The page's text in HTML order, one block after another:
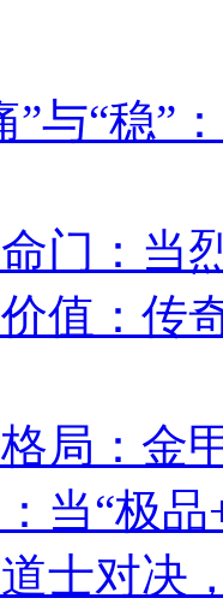
”与“稳”
门：当
值：传
局：金
当“极
士对决